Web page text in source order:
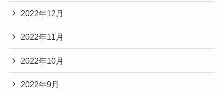
2022年12月
2022年11月
2022年10月
2022年9月